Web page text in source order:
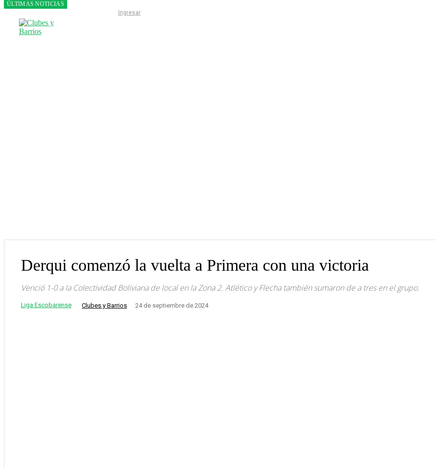
ÚLTIMAS NOTICIAS
Ingresar
Derqui comenzó la vuelta a Primera con una victoria
Venció 1-0 a la Colectividad Boliviana de local en la Zona 2. Atlético y Flecha también sumaron de a tres en el grupo.
Liga Escobarense Clubes y Barrios 24 de septiembre de 2024